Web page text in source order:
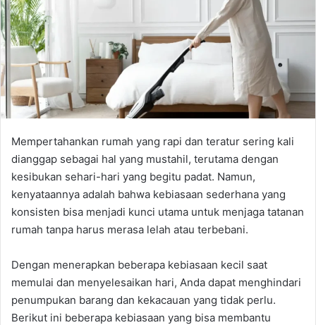
Mempertahankan rumah yang rapi dan teratur sering kali
dianggap sebagai hal yang mustahil, terutama dengan
kesibukan sehari-hari yang begitu padat. Namun,
kenyataannya adalah bahwa kebiasaan sederhana yang
konsisten bisa menjadi kunci utama untuk menjaga tatanan
rumah tanpa harus merasa lelah atau terbebani.
Dengan menerapkan beberapa kebiasaan kecil saat
memulai dan menyelesaikan hari, Anda dapat menghindari
penumpukan barang dan kekacauan yang tidak perlu.
Berikut ini beberapa kebiasaan yang bisa membantu